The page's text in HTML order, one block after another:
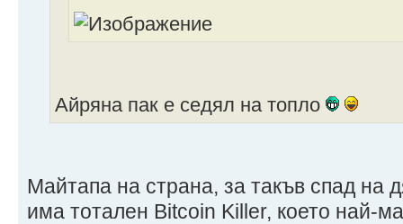
Айряна пак е седял на топло
Майтапа на страна, за такъв спад на
има тотален Bitcoin Killer, което най-